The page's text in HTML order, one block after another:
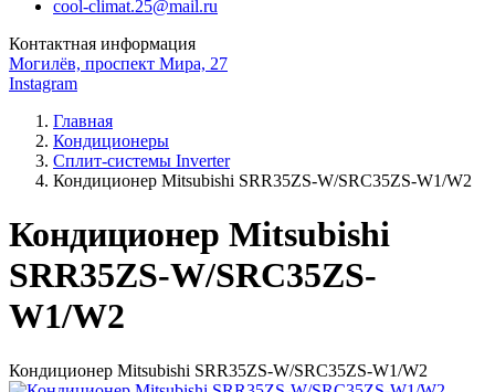
cool-climat.25@mail.ru
Контактная информация
Могилёв, проспект Мира, 27
Instagram
Главная
Кондиционеры
Сплит-системы Inverter
Кондиционер Mitsubishi SRR35ZS-W/SRC35ZS-W1/W2
Кондиционер Mitsubishi
SRR35ZS-W/SRC35ZS-
W1/W2
Кондиционер Mitsubishi SRR35ZS-W/SRC35ZS-W1/W2